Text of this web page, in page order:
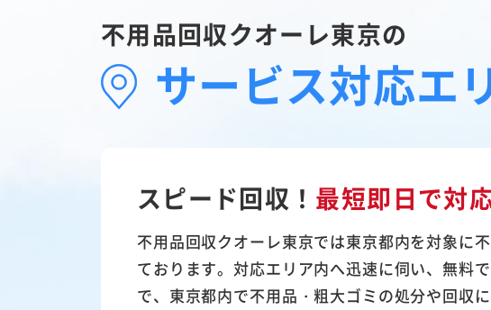
不用品回収クオーレ東京の
サービス対応エ
スピード回収！ 最短即日で対
不用品回収クオーレ東京では東京都内を対象に
ております。対応エリア内へ迅速に伺い、無料
で、東京都内で不用品・粗大ゴミの処分や回収